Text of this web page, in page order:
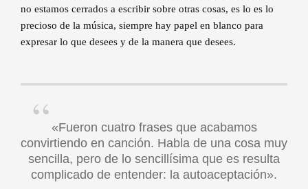
no estamos cerrados a escribir sobre otras cosas, es lo es lo
precioso de la música, siempre hay papel en blanco para
expresar lo que desees y de la manera que desees.
«Fueron cuatro frases que acabamos
convirtiendo en canción. Habla de una cosa muy
sencilla, pero de lo sencillísima que es resulta
complicado de entender: la autoaceptación».